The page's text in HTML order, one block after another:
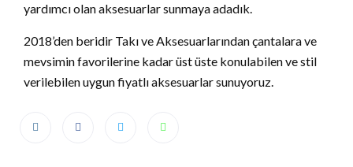
yardımcı olan aksesuarlar sunmaya adadık.
2018’den beridir Takı ve Aksesuarlarından çantalara ve
mevsimin favorilerine kadar üst üste konulabilen ve stil
verilebilen uygun fiyatlı aksesuarlar sunuyoruz.